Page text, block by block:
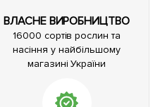
ВЛАСНЕ ВИРОБНИЦТВО
16000 сортів рослин та
насіння у найбільшому
магазині України